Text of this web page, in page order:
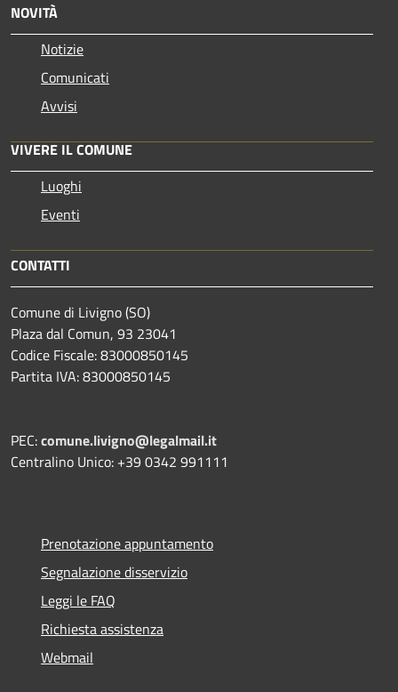
NOVITÀ
Notizie
Comunicati
Avvisi
VIVERE IL COMUNE
Luoghi
Eventi
CONTATTI
Comune di Livigno (SO)
Plaza dal Comun, 93 23041
Codice Fiscale: 83000850145
Partita IVA: 83000850145
PEC:comune.livigno@legalmail.it
Centralino Unico: +39 0342 991111
Prenotazione appuntamento
Segnalazione disservizio
Leggi le FAQ
Richiesta assistenza
Webmail